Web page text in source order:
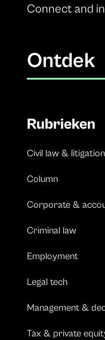
Connect and
Ontdek
Rubrieken
Civil law & litigation
Column
Corporate &
Criminal law
Employment
Legal tech
Management &
Tax & private